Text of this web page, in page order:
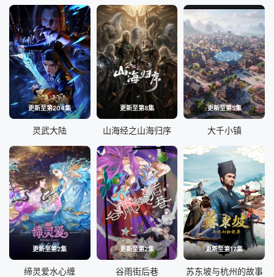
更新至第204集
灵武大陆
更新至第8集
山海经之山海归序
更新至第5集
大千小镇
更新至第2集
缔灵爱水心缠
更新至第2集
谷雨街后巷
更新至第17集
苏东坡与杭州的故事